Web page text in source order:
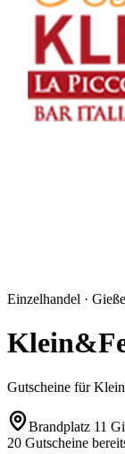
Einzelhandel ·
Gutscheine für
Brandplatz 11
20 Gutscheine